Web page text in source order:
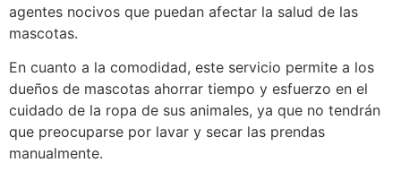
agentes nocivos que puedan afectar la salud de las
mascotas.
En cuanto a la comodidad, este servicio permite a los
dueños de mascotas ahorrar tiempo y esfuerzo en el
cuidado de la ropa de sus animales, ya que no tendrán
que preocuparse por lavar y secar las prendas
manualmente.